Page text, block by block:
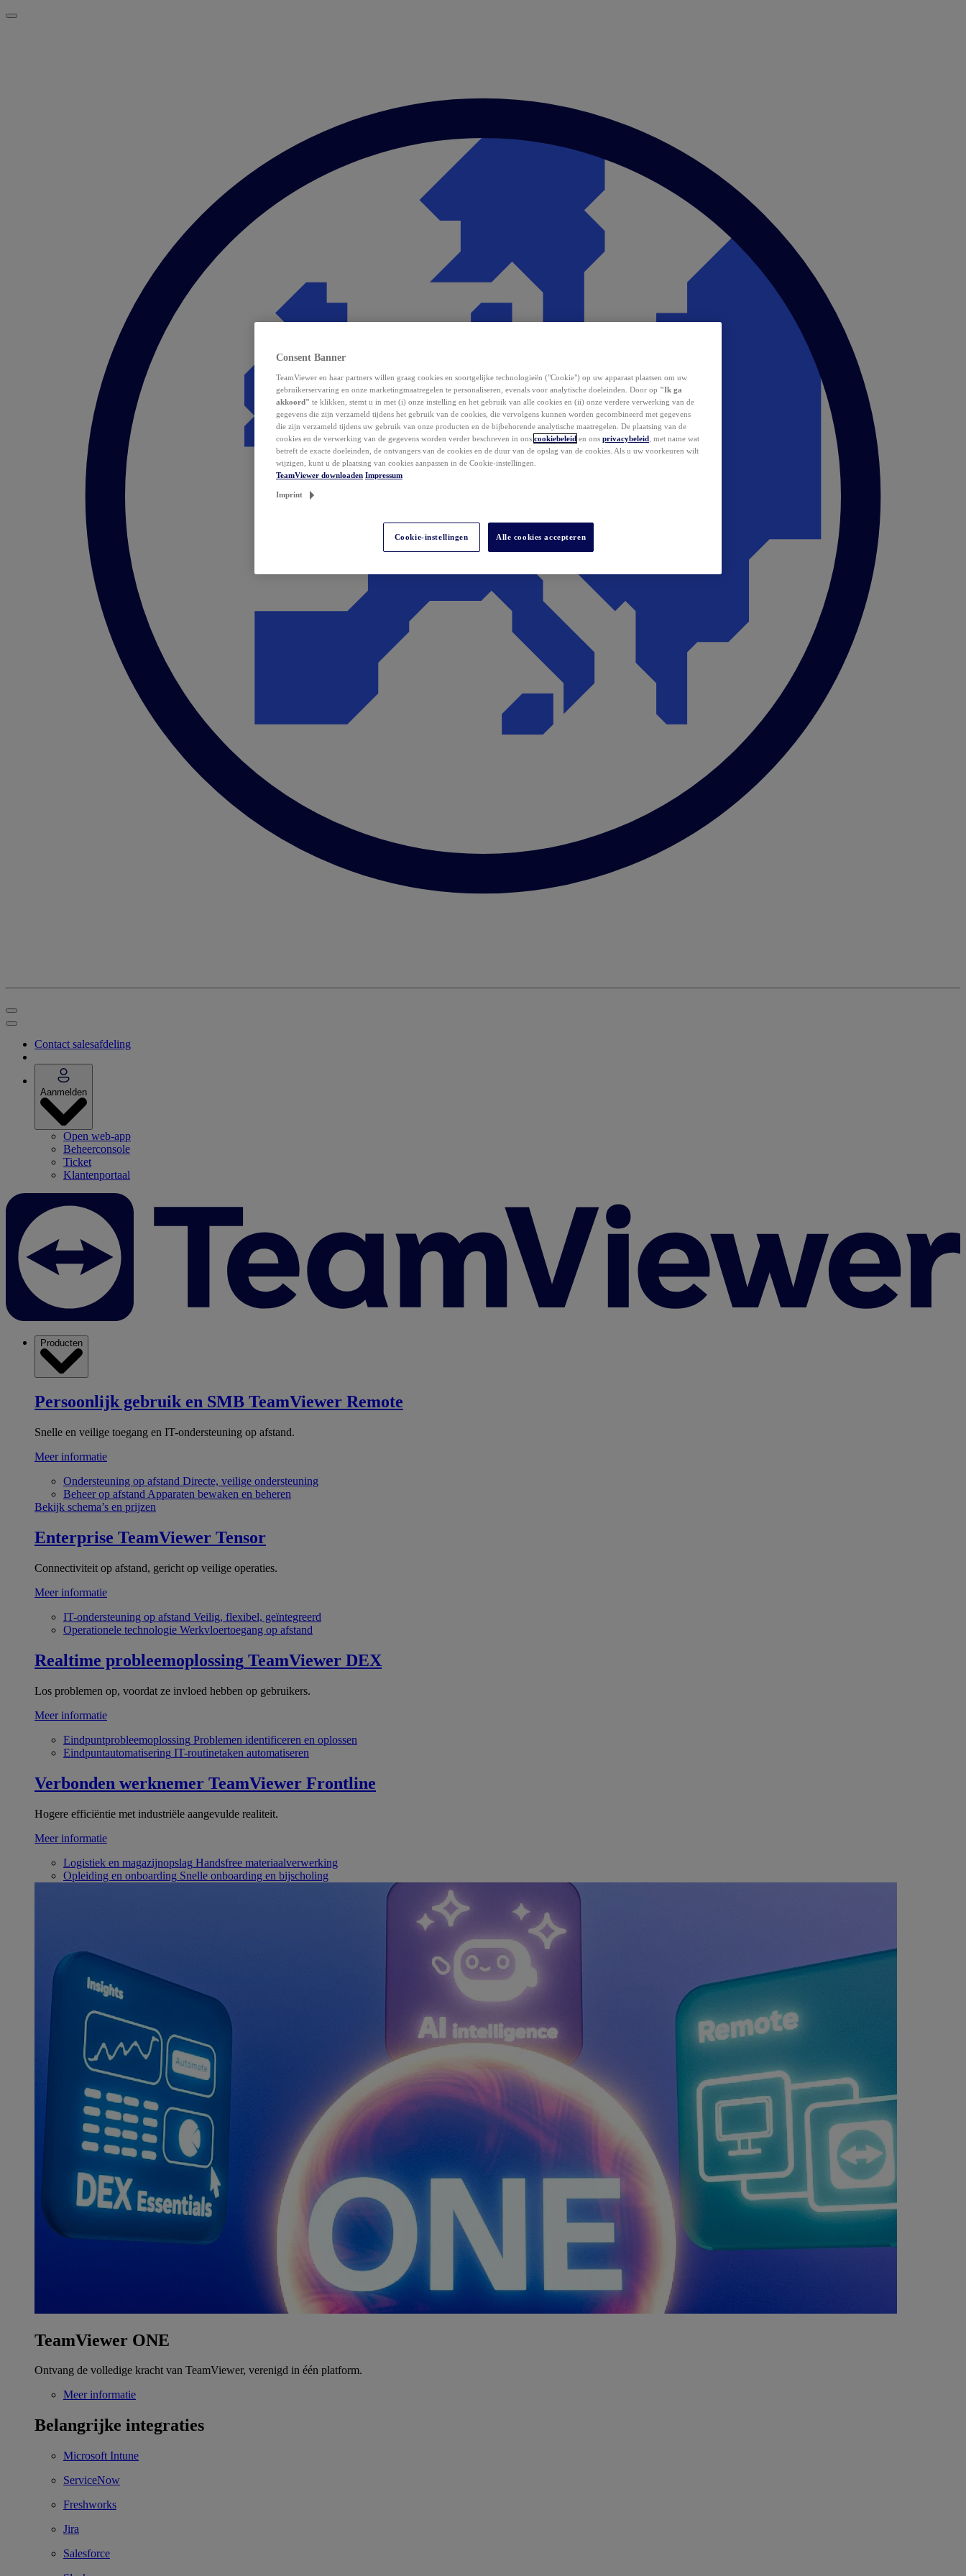
Contact salesafdeling
Aanmelden
Open web-app
Beheerconsole
Ticket
Klantenportaal
Producten
Persoonlijk gebruik en SMB TeamViewer Remote
Snelle en veilige toegang en IT-ondersteuning op afstand.
Meer informatie
Ondersteuning op afstand Directe, veilige ondersteuning
Beheer op afstand Apparaten bewaken en beheren
Bekijk schema’s en prijzen
Enterprise TeamViewer Tensor
Connectiviteit op afstand, gericht op veilige operaties.
Meer informatie
IT-ondersteuning op afstand Veilig, flexibel, geïntegreerd
Operationele technologie Werkvloertoegang op afstand
Realtime probleemoplossing TeamViewer DEX
Los problemen op, voordat ze invloed hebben op gebruikers.
Meer informatie
Eindpuntprobleemoplossing Problemen identificeren en oplossen
Eindpuntautomatisering IT-routinetaken automatiseren
Verbonden werknemer TeamViewer Frontline
Hogere efficiëntie met industriële aangevulde realiteit.
Meer informatie
Logistiek en magazijnopslag Handsfree materiaalverwerking
Opleiding en onboarding Snelle onboarding en bijscholing
TeamViewer ONE
Ontvang de volledige kracht van TeamViewer, verenigd in één platform.
Meer informatie
Belangrijke integraties
Microsoft Intune
ServiceNow
Freshworks
Jira
Salesforce
Consent Banner
TeamViewer en haar partners willen graag cookies en soortgelijke technologieën ("Cookie") op uw apparaat plaatsen om uw
gebruikerservaring en onze marketingmaatregelen te personaliseren, evenals voor analytische doeleinden. Door op "Ik ga
akkoord" te klikken, stemt u in met (i) onze instelling en het gebruik van alle cookies en (ii) onze verdere verwerking van de
gegevens die zijn verzameld tijdens het gebruik van de cookies, die vervolgens kunnen worden gecombineerd met gegevens
die zijn verzameld tijdens uw gebruik van onze producten en de bijbehorende analytische maatregelen. De plaatsing van de
cookies en de verwerking van de gegevens worden verder beschreven in ons cookiebeleid en ons privacybeleid , met name wat
betreft de exacte doeleinden, de ontvangers van de cookies en de duur van de opslag van de cookies. Als u uw voorkeuren wilt
wijzigen, kunt u de plaatsing van cookies aanpassen in de Cookie-instellingen.
TeamViewer downloaden Impressum
Imprint
Cookie-instellingen Alle cookies accepteren